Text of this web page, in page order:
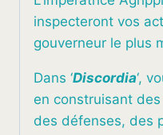
inspecteront vos
gouverneur le plus
Dans ‘Discordia‘,
en construisant
des défenses, des